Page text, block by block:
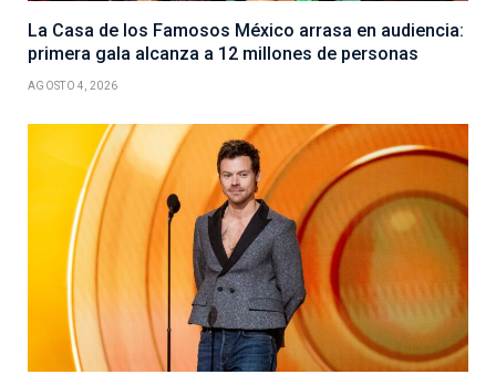
La Casa de los Famosos México arrasa en audiencia:
primera gala alcanza a 12 millones de personas
AGOSTO 4, 2026